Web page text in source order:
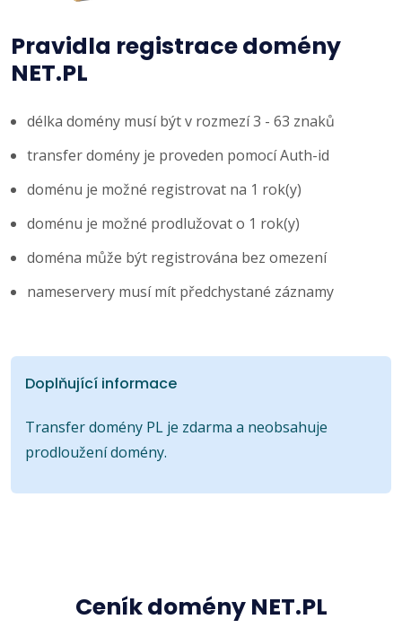
Pravidla registrace domény
NET.PL
délka domény musí být v rozmezí 3 - 63 znaků
transfer domény je proveden pomocí Auth-id
doménu je možné registrovat na 1 rok(y)
doménu je možné prodlužovat o 1 rok(y)
doména může být registrována bez omezení
nameservery musí mít předchystané záznamy
Doplňující informace
Transfer domény PL je zdarma a neobsahuje
prodloužení domény.
Ceník domény NET.PL